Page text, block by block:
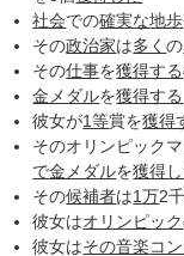
社会での確実な地歩
その政治家は多くの
その仕事を獲得する
金メダルを獲得する
彼女が1等賞を獲得
そのオリンピック
で金メダルを獲得
その候補者は1万2
彼女はオリンピック
彼女はその音楽コ